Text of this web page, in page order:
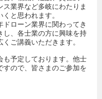
業界など多岐にわたりま
と思われます。
ドローン業界に関わってき
し、各士業の方に興味を持
ご講義いただきます。
も予定しております。他士
すので、皆さまのご参加を